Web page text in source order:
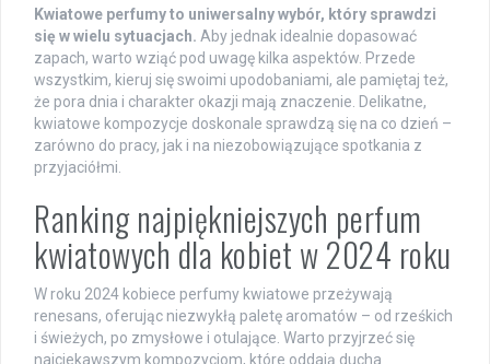
Kwiatowe perfumy to uniwersalny wybór, który sprawdzi
się w wielu sytuacjach. Aby jednak idealnie dopasować
zapach, warto wziąć pod uwagę kilka aspektów. Przede
wszystkim, kieruj się swoimi upodobaniami, ale pamiętaj też,
że pora dnia i charakter okazji mają znaczenie. Delikatne,
kwiatowe kompozycje doskonale sprawdzą się na co dzień –
zarówno do pracy, jak i na niezobowiązujące spotkania z
przyjaciółmi.
Ranking najpiękniejszych perfum
kwiatowych dla kobiet w 2024 roku
W roku 2024 kobiece perfumy kwiatowe przeżywają
renesans, oferując niezwykłą paletę aromatów – od rześkich
i świeżych, po zmysłowe i otulające. Warto przyjrzeć się
najciekawszym kompozycjom, które oddają ducha